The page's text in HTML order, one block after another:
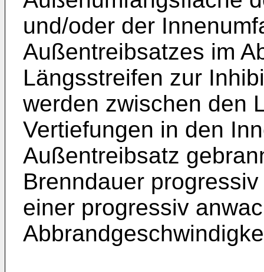
und/oder der
Außentreibsatzes im
Längsstreifen zur
werden zwischen den
Vertiefungen in den
Außentreibsatz
Brenndauer
einer progressiv